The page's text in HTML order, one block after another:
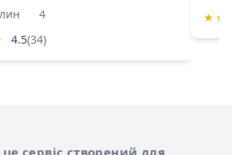
4
4.5(34)
★ ★
сервіс створений для